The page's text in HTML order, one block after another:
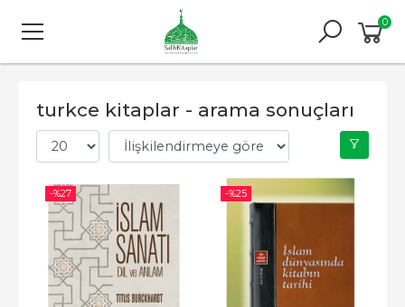
0
turkce kitaplar - arama sonuçları
-%27 -%25